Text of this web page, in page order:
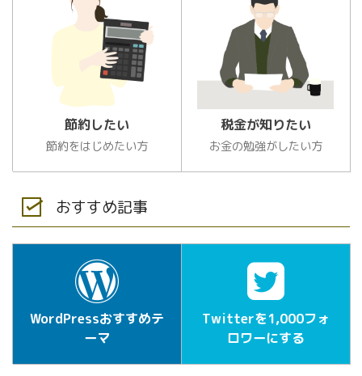
節約したい
節約をはじめたい方
税金が知りたい
お金の勉強がしたい方
おすすめ記事
WordPressおすすめテ
ーマ
Twitterを1,000フォ
ロワーにする